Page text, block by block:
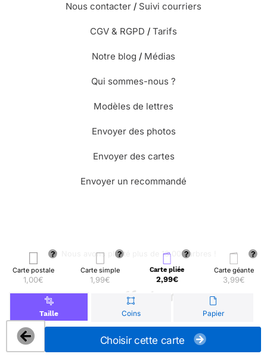
Carte postale
1,00€
Carte simple
1,99€
Carte pliée
2,99€
Carte géante
3,99€
Taille Coins Papier
Choisir cette carte
Nous contacter / Suivi courriers
CGV & RGPD / Tarifs
Notre blog / Médias
Qui sommes-nous ?
Modèles de lettres
Envoyer des photos
Envoyer des cartes
Envoyer un recommandé
🌳 Nous avons planté plus de 13.000 arbres !
© Merci Facteur